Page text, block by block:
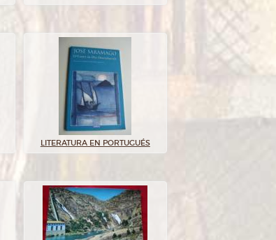
LITERATURA EN PORTUGUÉS